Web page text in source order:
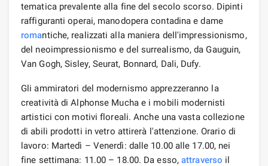
tematica prevalente alla fine del secolo scorso. Dipinti
raffiguranti operai, manodopera contadina e dame
romantiche, realizzati alla maniera dell'impressionismo,
del neoimpressionismo e del surrealismo, da Gauguin,
Van Gogh, Sisley, Seurat, Bonnard, Dali, Dufy.
Gli ammiratori del modernismo apprezzeranno la
creatività di Alphonse Mucha e i mobili modernisti
artistici con motivi floreali. Anche una vasta collezione
di abili prodotti in vetro attirerà l'attenzione. Orario di
lavoro: Martedì – Venerdì: dalle 10.00 alle 17.00, nei
fine settimana: 11.00 – 18.00. Da esso,attraverso il